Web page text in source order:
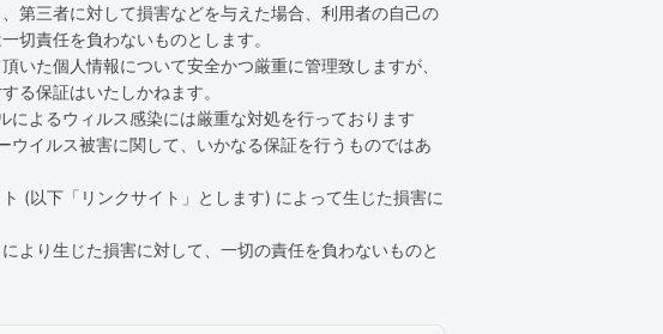
第三者に対して損害などを与えた場合、利用者の自己の
切責任を負わないものとします。
いた個人情報について安全かつ厳重に管理致しますが、
る保証はいたしかねます。
よるウィルス感染には厳重な対処を行っております
イルス被害に関して、いかなる保証を行うものではあ
(以下「リンクサイト」とします) によって生じた損害に
より生じた損害に対して、一切の責任を負わないものと